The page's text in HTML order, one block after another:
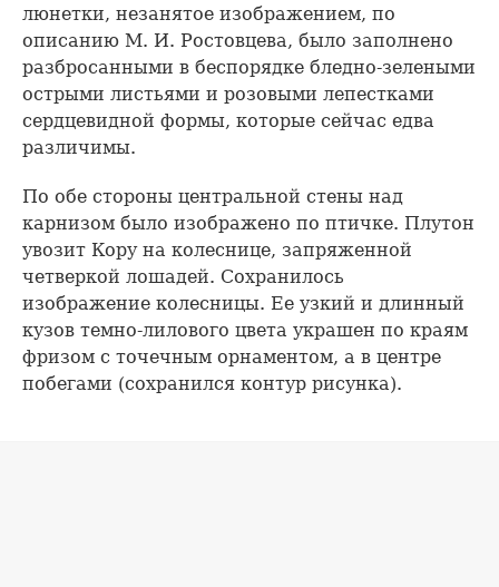
люнетки, незанятое изображением, по
описанию М. И. Ростовцева, было заполнено
разбросанными в беспорядке бледно-зелеными
острыми листьями и розовыми лепестками
сердцевидной формы, которые сейчас едва
различимы.
По обе стороны центральной стены над
карнизом было изображено по птичке. Плутон
увозит Кору на колеснице, запряженной
четверкой лошадей. Сохранилось
изображение колесницы. Ее узкий и длинный
кузов темно-лилового цвета украшен по краям
фризом с точечным орнаментом, а в центре
побегами (сохранился контур рисунка).